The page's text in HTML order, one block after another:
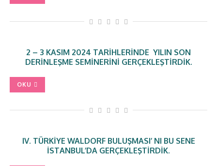
2 – 3 KASIM 2024 TARIHLERINDE YILIN SON
DERINLEŞME SEMINERINI GERÇEKLEŞTIRDIK.
OKU
IV. TÜRKIYE WALDORF BULUŞMASI’ NI BU SENE
İSTANBUL’DA GERÇEKLEŞTIRDIK.